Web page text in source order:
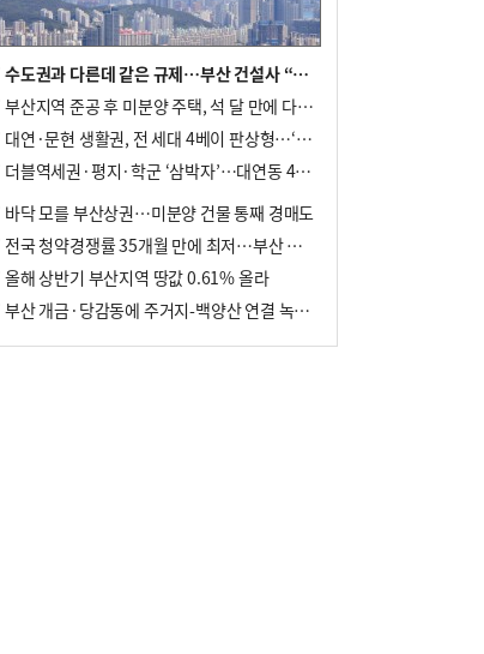
수도권과 다른데 같은 규제…부산 건설사 “쓰러지기 직전”
부산지역 준공 후 미분양 주택, 석 달 만에 다시 3000가구 넘어서
대연·문현 생활권, 전 세대 4베이 판상형…‘더샵 트리센트’ 내달 분양
더블역세권·평지·학군 ‘삼박자’…대연동 42층 브랜드 단지
바닥 모를 부산상권…미분양 건물 통째 경매도
전국 청약경쟁률 35개월 만에 최저…부산 미분양 ‘적체’ 심화
올해 상반기 부산지역 땅값 0.61% 올라
부산 개금·당감동에 주거지-백양산 연결 녹지 조성